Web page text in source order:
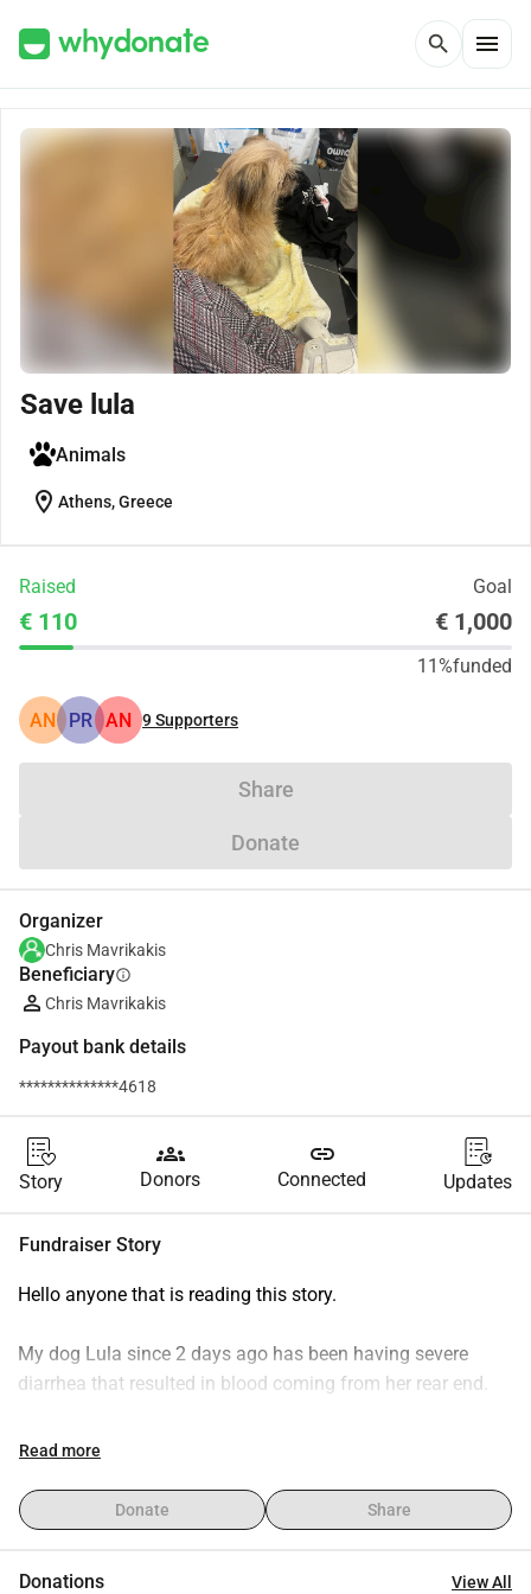
search menu
Save lula
Animals
location_on Athens, Greece
Raised Goal
€ 110 € 1,000
11%funded
AN PR AN 9Supporters
Share
Donate
Organizer
Chris Mavrikakis
Beneficiaryinfo
Chris Mavrikakis
Payout bank details
**************4618
Story
groups
Donors
link
Connected Updates
Fundraiser Story
Hello anyone that is reading this story.
My dog Lula since 2 days ago has been having severe
diarrhea that resulted in blood coming from her rear end.
Upon further inspection from the vet, Lula has a Kidney
Lula has been in the family since we rescued her from
Read more
Donate Share
Donations View All